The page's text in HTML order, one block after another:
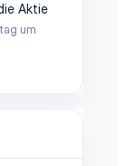
Aktie
um